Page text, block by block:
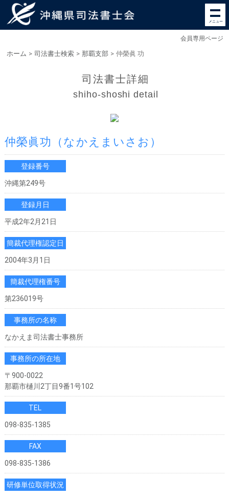
メニュー
会員専用ページ
ホーム > 司法書士検索 > 那覇支部 > 仲榮眞 功
司法書士詳細
shiho-shoshi detail
仲榮眞功 （なかえまいさお）
登録番号
沖縄第249号
登録月日
平成2年2月21日
簡裁代理権認定日
2004年3月1日
簡裁代理権番号
第236019号
事務所の名称
なかえま司法書士事務所
事務所の所在地
〒900-0022
那覇市樋川2丁目9番1号102
TEL
098-835-1385
FAX
098-835-1386
研修単位取得状況